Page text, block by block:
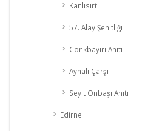
Kanlısırt
57. Alay Şehitliği
Conkbayırı Anıtı
Aynalı Çarşı
Seyit Onbaşı Anıtı
Edirne